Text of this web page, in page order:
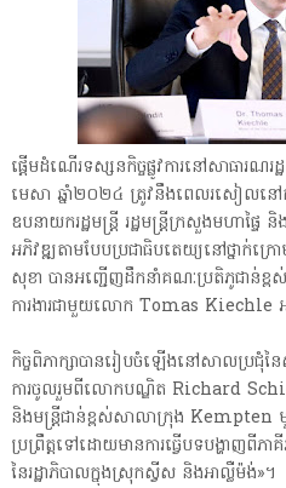
ផ្ដើមដំណើរទស្សនកិច្ចផ្លូវការនៅសាធារណ
មេសា ឆ្នាំ២០២៤ ត្រូវនឹងពេលរសៀលនៅ
ឧបនាយករដ្ឋមន្រ្តី រដ្ឋមន្រ្តីក្រសួងមហាផ្ទៃ
អភិវឌ្ឍតាមបែបប្រជាធិបតេយ្យនៅថ្នា
សុខា បានអញ្ជើញដឹកនាំគណៈប្រតិភូជាន់ខ្ពស់
ការងារជាមួយលោក Tomas Kiechle
កិច្ចពិភាក្សាបានរៀបចំឡើងនៅសាលប្រ
ការចូលរួមពីលោកបណ្ឌិត Richard
និងមន្រ្តីជាន់ខ្ពស់សាលាក្រុង Kempten
ប្រព្រឹត្តទៅដោយមានការធ្វើបទបង្ហាញពីភ
នៃរដ្ឋាភិបាលក្នុងស្រុកស្វីស និងអាល្លឺម៉ង់»។